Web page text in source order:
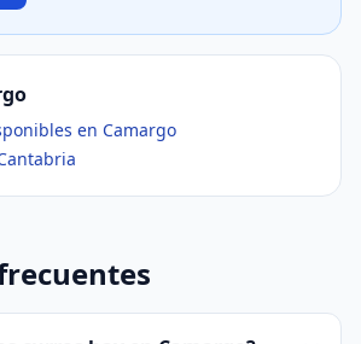
en Camargo